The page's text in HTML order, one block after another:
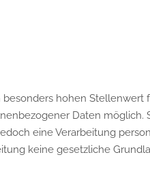
hohen Stellenwert
Daten
eine Verarbeitung
keine gesetzliche